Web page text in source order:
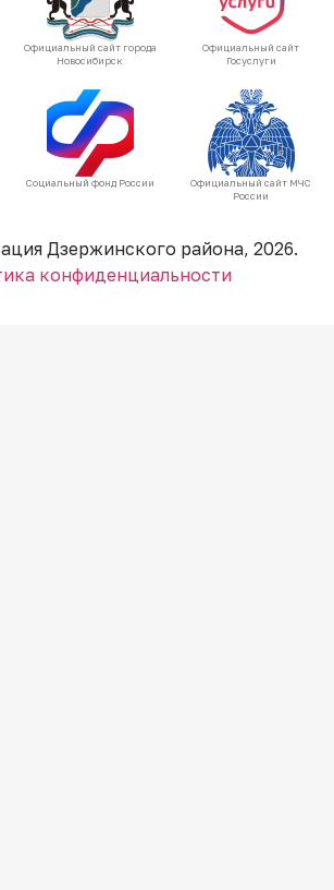
Официальный сайт города
Новосибирск
Официальный сайт
Госуслуги
Социальный фонд России
Официальный сайт МЧС
России
Дзержинского района, 2026.
конфиденциальности